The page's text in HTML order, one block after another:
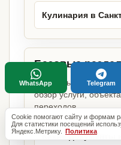
Кулинария в
Базовые
Родительские
обзор услуги,
переходов.
Какие документы
Cookie помогают сайту и формам
Для статистики посещений
Яндекс.Метрику. Политика
WhatsApp Telegram